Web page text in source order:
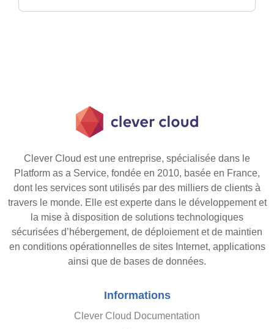
Clever Cloud est une entreprise, spécialisée dans le
Platform as a Service, fondée en 2010, basée en France,
dont les services sont utilisés par des milliers de clients à
travers le monde. Elle est experte dans le développement et
la mise à disposition de solutions technologiques
sécurisées d’hébergement, de déploiement et de maintien
en conditions opérationnelles de sites Internet, applications
ainsi que de bases de données.
Informations
Clever Cloud Documentation